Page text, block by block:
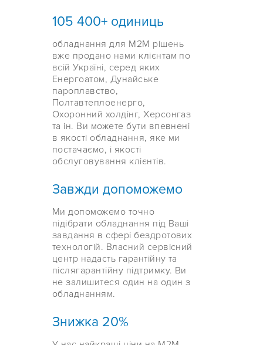
105 400+ одиниць
обладнання для M2M рішень
вже продано нами клієнтам по
всій Україні, серед яких
Енергоатом, Дунайське
пароплавство,
Полтавтеплоенерго,
Охоронний холдінг, Херсонгаз
та ін. Ви можете бути впевнені
в якості обладнання, яке ми
постачаємо, і якості
обслуговування клієнтів.
Завжди допоможемо
Ми допоможемо точно
підібрати обладнання під Ваші
завдання в сфері бездротових
технологій. Власний сервісний
центр надасть гарантійну та
післягарантійну підтримку. Ви
не залишитеся один на один з
обладнанням.
Знижка 20%